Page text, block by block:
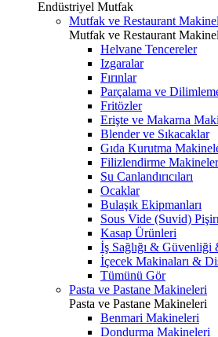
Endüstriyel Mutfak
Mutfak ve Restaurant
Mutfak ve Restaurant
Helvane Tencereler
Izgaralar
Fırınlar
Parçalama ve
Fritözler
Erişte ve Makarna
Blender ve Sıkacaklar
Gıda Kurutma
Filizlendirme
Su Canlandırıcıları
Ocaklar
Bulaşık Ekipmanları
Sous Vide (Suvid)
Kasap Ürünleri
İş Sağlığı &
İçecek Makinaları &
Tümünü Gör
Pasta ve Pastane Makineleri
Pasta ve Pastane Makineleri
Benmari Makineleri
Dondurma Makineleri